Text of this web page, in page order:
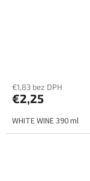
€1,83 bez DPH
€2,25
WHITE WINE 390 ml